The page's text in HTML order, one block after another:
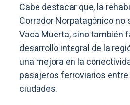
Cabe destacar que, la
Corredor Norpatagónico no
Vaca Muerta, sino también
desarrollo integral de la
una mejora en la
pasajeros ferroviarios
ciudades.